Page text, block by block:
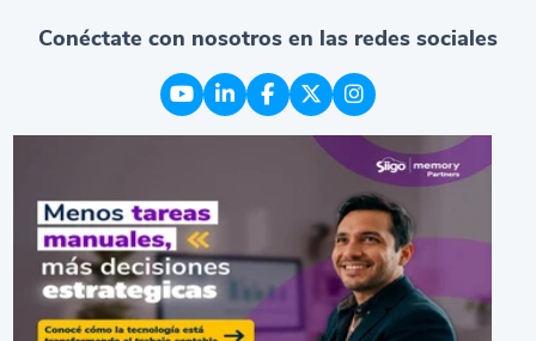
Conéctate con nosotros en las redes sociales